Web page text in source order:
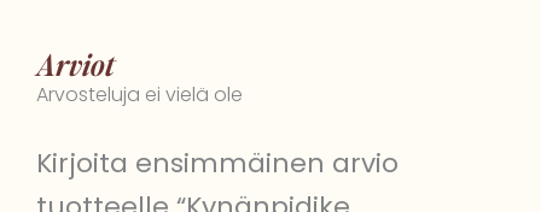
Arviot
Arvosteluja ei vielä ole
Kirjoita ensimmäinen arvio